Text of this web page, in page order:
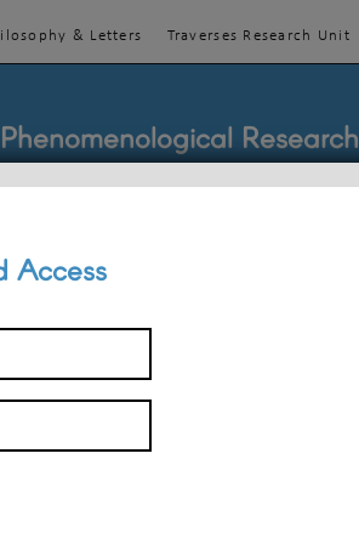
& Letters Traverses Research Unit
Research
Access